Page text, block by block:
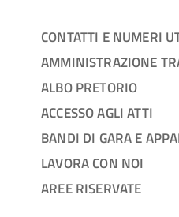
CONTATTI E NUMERI
AMMINISTRAZIONE
ALBO PRETORIO
ACCESSO AGLI ATTI
BANDI DI GARA E
LAVORA CON NOI
AREE RISERVATE